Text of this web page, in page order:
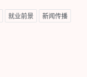
就业前景 新闻传播